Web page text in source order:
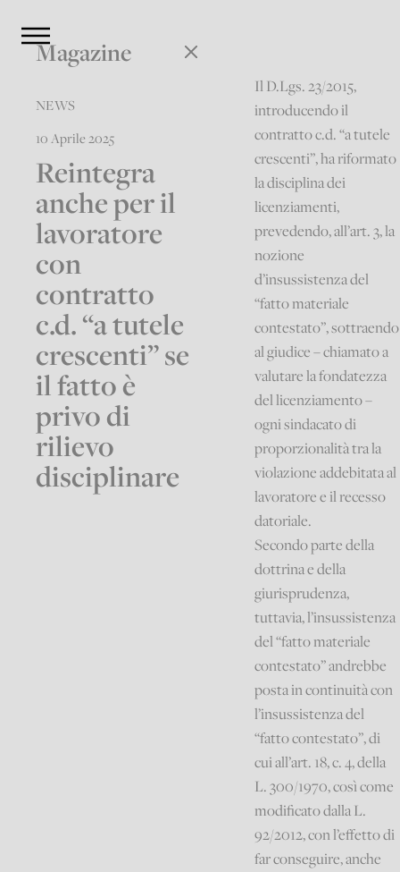
Magazine
NEWS
10 Aprile 2025
Reintegra
anche per il
lavoratore
con
contratto
c.d. “a tutele
crescenti” se
il fatto è
privo di
rilievo
disciplinare
Il D.Lgs. 23/2015,
introducendo il
contratto c.d. “a tutele
crescenti”, ha riformato
la disciplina dei
licenziamenti,
prevedendo, all’art. 3, la
nozione
d’insussistenza del
“fatto materiale
contestato”, sottraendo
al giudice – chiamato a
valutare la fondatezza
del licenziamento –
ogni sindacato di
proporzionalità tra la
violazione addebitata al
lavoratore e il recesso
datoriale.
Secondo parte della
dottrina e della
giurisprudenza,
tuttavia, l’insussistenza
del “fatto materiale
contestato” andrebbe
posta in continuità con
l’insussistenza del
“fatto contestato”, di
cui all’art. 18, c. 4, della
L. 300/1970, così come
modificato dalla L.
92/2012, con l’effetto di
far conseguire, anche